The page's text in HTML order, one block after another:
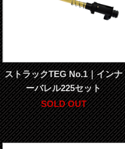
ストラックTEG No.1｜インナ
ーバレル225セット
SOLD OUT